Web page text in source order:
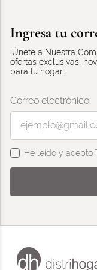
Ingresa tu
¡Únete a Nuestra
ofertas exclusivas,
para tu hogar.
Correo electrónico
He leído y acepto